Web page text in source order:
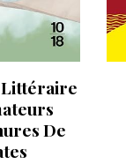
De